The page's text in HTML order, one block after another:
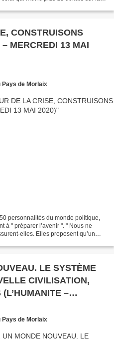
CONSTRUISONS
– MERCREDI 13 MAI
de Morlaix
personnalités du monde politique,
à " préparer l’avenir ". " Nous ne
elles. Elles proposent qu’un
LE SYSTÈME
CIVILISATION,
–
de Morlaix